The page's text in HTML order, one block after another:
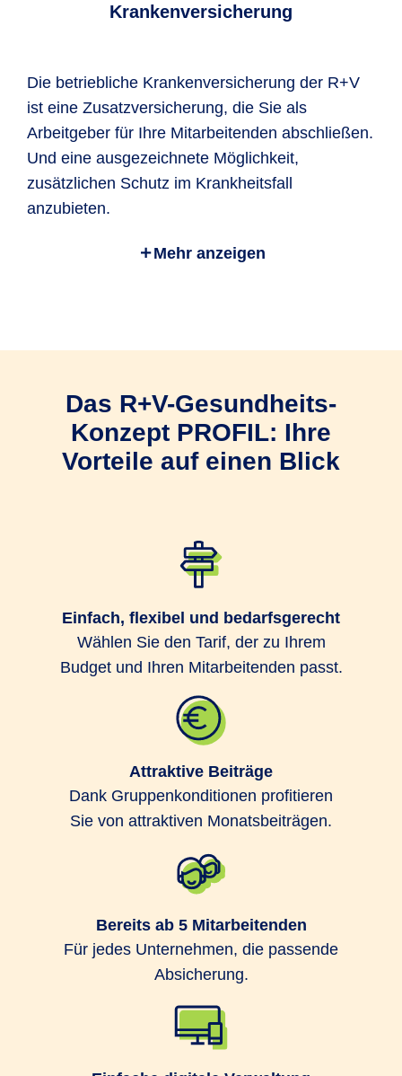
Krankenversicherung
Die betriebliche Krankenversicherung der R+V
ist eine Zusatzversicherung, die Sie als
Arbeitgeber für Ihre Mitarbeitenden abschließen.
Und eine ausgezeichnete Möglichkeit,
zusätzlichen Schutz im Krankheitsfall
anzubieten.
Versicherungsschutz und zahlen die
Beiträge.
Ein Gruppenversicherungsvertrag mit
Sie können Ihre Mitarbeitenden einfach
Firmenportal Vorsorgezum
Gruppenversicherungsvertrag
anmelden
Die Leistungsabrechnung erfolgt direkt
zwischen uns und Ihren Mitarbeitenden,
ohne Aufwand für Sie.
Der Abschluss eines
bereits ab 5 Mitarbeitenden möglich.
Ihre Mitarbeitenden müssen keine
Gesundheitsfragen beantworten.
Mehr anzeigen
Das R+V-Gesund­heits­
Konzept PROFIL: Ihre
Vorteile auf einen Blick
Einfach, flexibel und bedarfsgerecht
Wählen Sie den Tarif, der zu Ihrem
Budget und Ihren Mitarbeitenden passt.
Attraktive Beiträge
Dank Gruppenkonditionen profitieren
Sie von attraktiven Monatsbeiträgen.
Bereits ab 5 Mitarbeitenden
Für jedes Unternehmen, die passende
Absicherung.